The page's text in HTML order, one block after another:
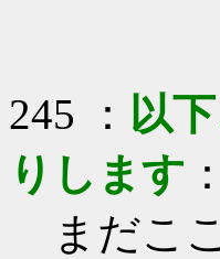
245 ： 以
りします
まだこ